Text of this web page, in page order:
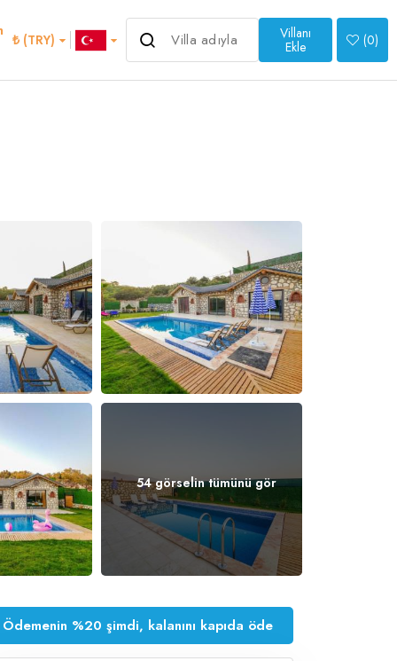
₺ (TRY)
Villanı
Ekle
(0)
54 görselin tümünü gör
Ödemenin %20 şimdi, kalanını kapıda öde